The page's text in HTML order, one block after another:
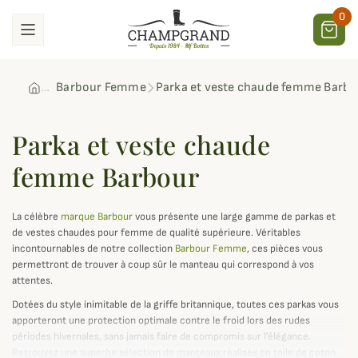
0
Barbour Femme Parka et veste chaude femme
Parka et veste chaude
femme Barbour
La célèbre marque Barbourvous présente une large gamme de parkas et
de vestes chaudes pour femme de qualité supérieure. Véritables
incontournables de notre collection Barbour Femme, ces pièces vous
permettront de trouver à coup sûr le manteau qui correspond à vos
attentes.
Dotées du style inimitable de la griffe britannique, toutes ces parkas vous
apporteront une protection optimale contre le froid lors des rudes
périodes hivernales, sans jamais faire de compromis sur l'élégance.